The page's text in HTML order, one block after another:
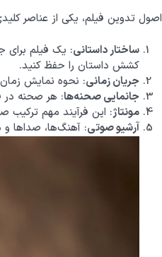
اصول تدوین فیلم، یکی از عناصر
ساختار داستانی: یک فیلم برای
کشش داستان را حفظ کنید.
جریان زمانی: نحوه نمایش زمان
جانمایی صحنه‌ها: هر صحنه در
مونتاژ: این فرآیند مهم ترکیب
آرشیو صوتی: آهنگ‌ها، صداها و